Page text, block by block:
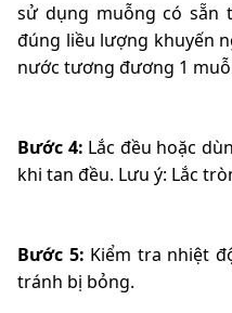
sử dụng muỗng có sẵn
đúng liều lượng khuyến
nước tương đương 1
Bước 4: Lắc đều hoặc
khi tan đều. Lưu ý: Lắc
Bước 5: Kiểm tra nhiệt
tránh bị bỏng.